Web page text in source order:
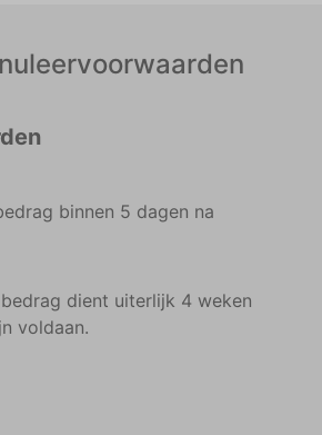
binnen 5 dagen na
dient uiterlijk 4 weken
voldaan.